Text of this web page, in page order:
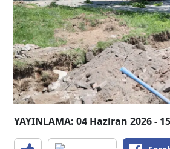
YAYINLAMA: 04 Haziran 2026 -